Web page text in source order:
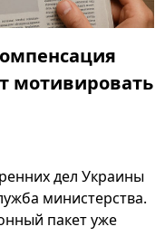
мотивировать
дел Украины
министерства.
пакет уже